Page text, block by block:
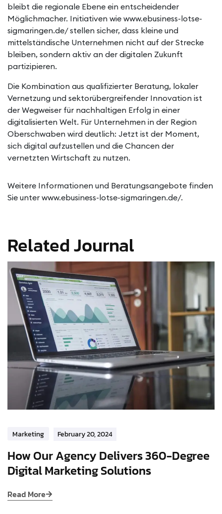
bleibt die regionale Ebene ein entscheidender
Möglichmacher. Initiativen wie www.ebusiness-lotse-
sigmaringen.de/ stellen sicher, dass kleine und
mittelständische Unternehmen nicht auf der Strecke
bleiben, sondern aktiv an der digitalen Zukunft
partizipieren.
Die Kombination aus qualifizierter Beratung, lokaler
Vernetzung und sektorübergreifender Innovation ist
der Wegweiser für nachhaltigen Erfolg in einer
digitalisierten Welt. Für Unternehmen in der Region
Oberschwaben wird deutlich: Jetzt ist der Moment,
sich digital aufzustellen und die Chancen der
vernetzten Wirtschaft zu nutzen.
Weitere Informationen und Beratungsangebote finden
Sie unter www.ebusiness-lotse-sigmaringen.de/.
Related Journal
Marketing February 20, 2024
How Our Agency Delivers 360-Degree
Digital Marketing Solutions
Read More